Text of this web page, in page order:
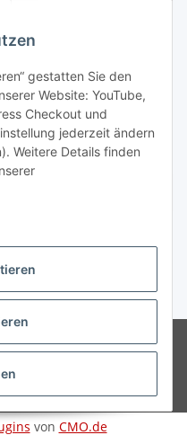
gestatten Sie den
Website: YouTube,
Checkout und
jederzeit ändern
Weitere Details finden
berechnet, zzgl.Versand
Werner Besucherzähler:
gemäß §19 UStG wird keine
von CMO.de